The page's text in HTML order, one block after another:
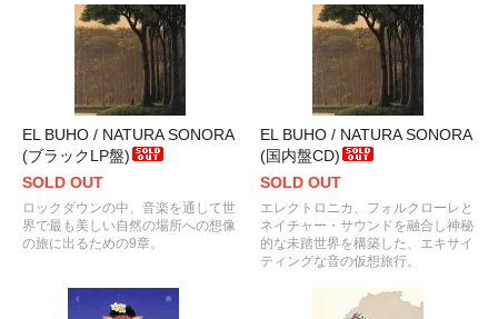
EL BUHO / NATURA SONORA
(ブラックLP盤)
SOLD OUT
ロックダウンの中、音楽を通して世
界で最も美しい自然の場所への想像
の旅に出るための9章。
EL BUHO / NATURA SONORA
(国内盤CD)
SOLD OUT
エレクトロニカ、フォルクローレと
ネイチャー・サウンドを融合し神秘
的な未踏世界を構築した、エキサイ
ティングな音の仮想旅行。